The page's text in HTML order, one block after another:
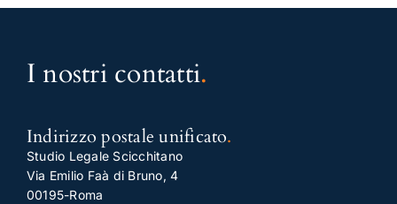
I nostri contatti.
Indirizzo postale unificato.
Studio Legale Scicchitano
Via Emilio Faà di Bruno, 4
00195-Roma